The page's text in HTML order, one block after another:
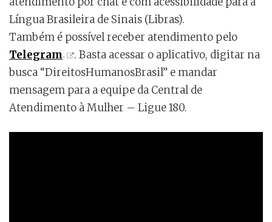
Língua Brasileira de Sinais (Libras).
Também é possível receber atendimento pelo
Telegram
. Basta acessar o aplicativo, digitar na
busca “DireitosHumanosBrasil” e mandar
mensagem para a equipe da Central de
Atendimento à Mulher – Ligue 180.